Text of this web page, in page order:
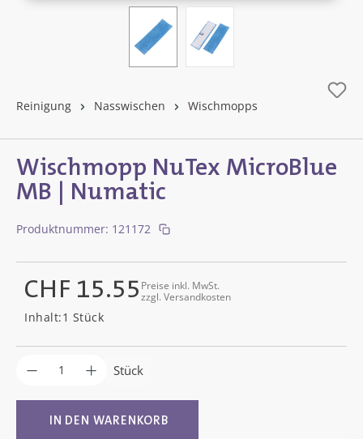
Reinigung Nasswischen Wischmopps
Wischmopp NuTex MicroBlue
MB | Numatic
Regulärer Preis:
CHF 15.55 Preise inkl. MwSt.
zzgl. Versandkosten
Inhalt:1 Stück
Produkt Anzahl: Gib den gewünschten
Stück
IN DEN WARENKORB
Produktnummer: 121172